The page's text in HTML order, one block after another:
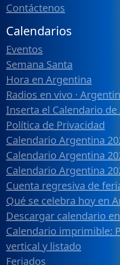
Contáctenos
Calendarios
Eventos
Semana Santa
Hora en Argentina
Radios en vivo ·
Inserta el Calendario
Política de Privacidad
Calendario Argentina
Calendario Argentina
Calendario Argentina
Cuenta regresiva de
Qué se celebra hoy en
Descargar calendario
Calendario imprimible:
vertical y listado
Feriados